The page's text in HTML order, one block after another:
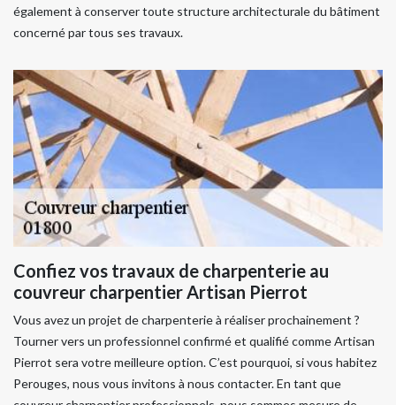
également à conserver toute structure architecturale du bâtiment
concerné par tous ses travaux.
Confiez vos travaux de charpenterie au
couvreur charpentier Artisan Pierrot
Vous avez un projet de charpenterie à réaliser prochainement ?
Tourner vers un professionnel confirmé et qualifié comme Artisan
Pierrot sera votre meilleure option. C’est pourquoi, si vous habitez
Perouges, nous vous invitons à nous contacter. En tant que